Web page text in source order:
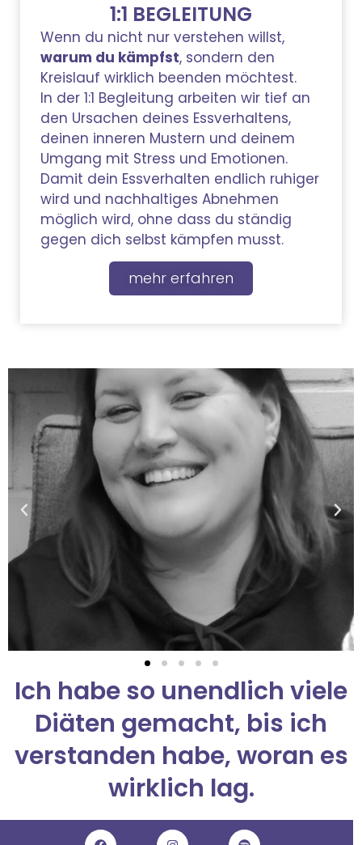
1:1 BEGLEITUNG
Wenn du nicht nur verstehen willst,
warum du kämpfst, sondern den
Kreislauf wirklich beenden möchtest.
In der 1:1 Begleitung arbeiten wir tief an
den Ursachen deines Essverhaltens,
deinen inneren Mustern und deinem
Umgang mit Stress und Emotionen.
Damit dein Essverhalten endlich ruhiger
wird und nachhaltiges Abnehmen
möglich wird, ohne dass du ständig
gegen dich selbst kämpfen musst.
mehr erfahren
Ich habe so unendlich viele
Diäten gemacht, bis ich
verstanden habe, woran es
wirklich lag.